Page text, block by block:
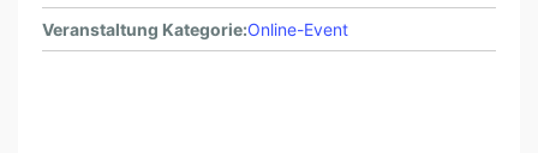
Veranstaltung Kategorie:Online-Event